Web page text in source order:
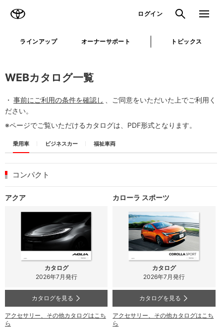
ログイン 検索 メニュ
ラインアップ オーナーサポート トピックス
WEBカタログ一覧
・ 事前にご利用の条件を確認し
、ご同意をいただいた上でご利用く
ださい。
※ページでご覧いただけるカタログは、PDF形式となります。
乗用車 ビジネスカー 福祉車両
コンパクト
アクア
カタログ
2026年7月発行
カタログを見る
アクセサリー、その他カタログはこち
ら
カローラ スポーツ
カタログ
2026年7月発行
カタログを見る
アクセサリー、その他カタログはこち
ら